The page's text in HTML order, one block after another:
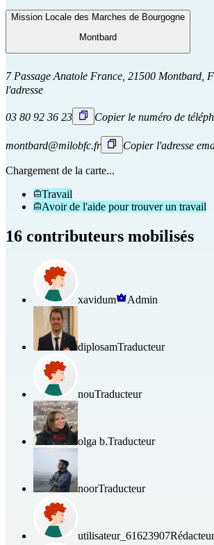
Mission Locale des Marches de Bourgogne
Montbard
7 Passage Anatole France, 21500 Montbard,
l'adresse
03 80 92 36 23 Copier le numéro de
montbard@milobfc.fr Copier l'adresse
Chargement de la carte...
Travail
Avoir de l'aide pour trouver un travail
16 contributeurs mobilisés
xavidum Admin
diplosamTraducteur
nouTraducteur
olga b.Traducteur
noorTraducteur
utilisateur_61623907Rédacteur